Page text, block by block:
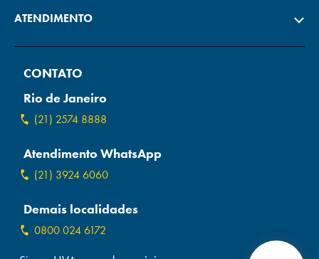
ATENDIMENTO
CONTATO
Rio de Janeiro
(21) 2574 8888
Atendimento WhatsApp
(21) 3924 6060
Demais localidades
0800 024 6172